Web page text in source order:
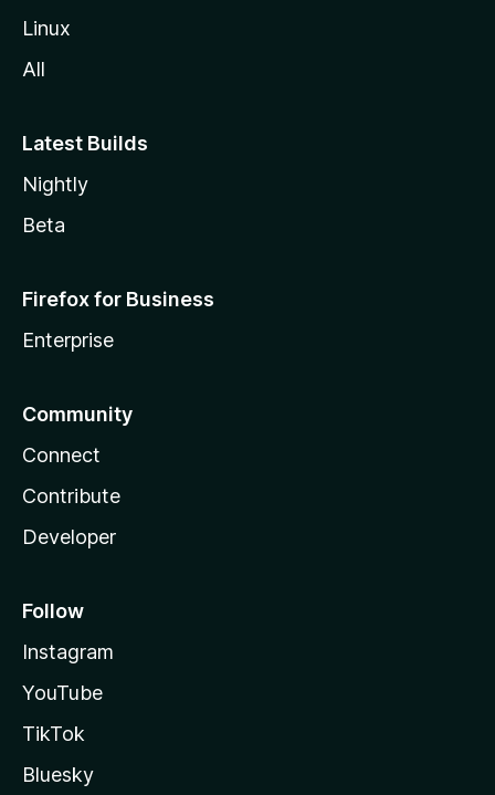
Linux
All
Latest Builds
Nightly
Beta
Firefox for Business
Enterprise
Community
Connect
Contribute
Developer
Follow
Instagram
YouTube
TikTok
Bluesky